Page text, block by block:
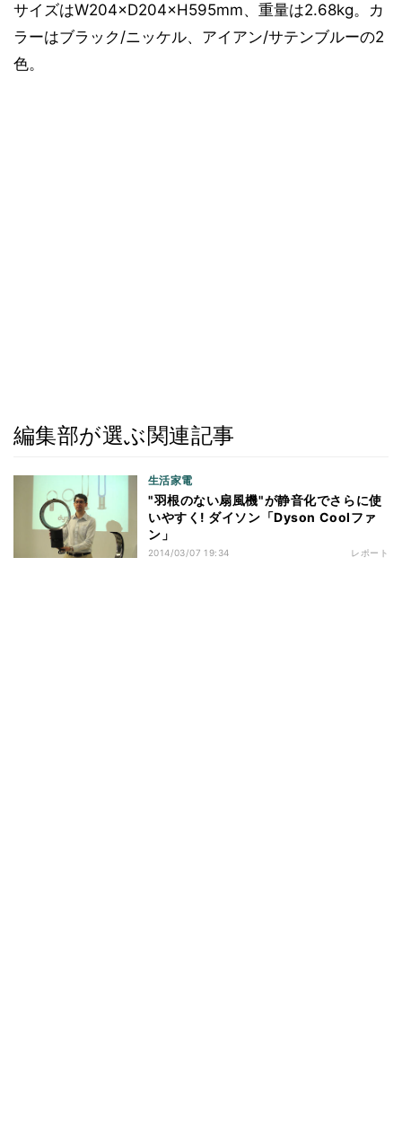
サイズはW204×D204×H595mm、重量は2.68kg。カ
ラーはブラック/ニッケル、アイアン/サテンブルーの2
色。
編集部が選ぶ関連記事
生活家電
"羽根のない扇風機"が静音化でさらに使
いやすく! ダイソン「Dyson Coolファ
ン」
2014/03/07 19:34 レポート